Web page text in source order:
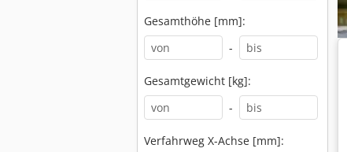
Gesamthöhe [mm]:
-
Gesamtgewicht [kg]:
-
Verfahrweg X-Achse [mm]: